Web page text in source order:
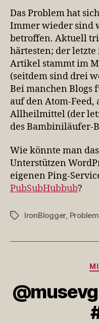
Das Problem hat
Immer wieder sind
betroffen. Aktuell
härtesten; der
Artikel stammt im
(seitdem sind drei
Bei manchen
auf den Atom-Feed,
Allheilmittel (der
des Bambiniläufer-
Wie könnte man
Unterstützen
eigenen Ping-
PubSubHubbub?
Schlagwörter
IronBlogger,